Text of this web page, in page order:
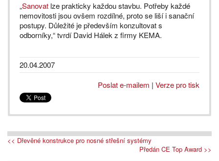
„Sanovat lze prakticky každou stavbu. Potřeby každé
nemovitosti jsou ovšem rozdílné, proto se liší i sanační
postupy. Důležité je především konzultovat s
odborníky,“ tvrdí David Hálek z firmy KEMA.
20.04.2007
Poslat e-mailem | Verze pro tisk
<< Dřevěné konstrukce pro nosné střešní systémy
Předán CE Top Award >>